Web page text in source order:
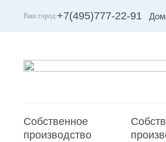
Ваш город:+7(495)777-22-91
Москва
Собственное
производство